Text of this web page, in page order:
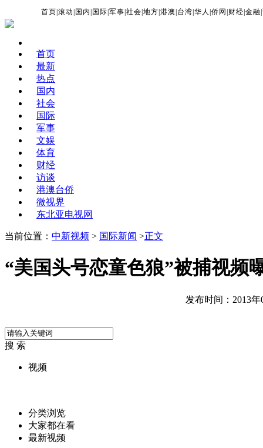
首页 |滚动 国内 国际 |军事 |社会 |地方 |港澳 台湾 |华人 |侨网 财经 |金融 |
首页
最新
热点
国内
社会
国际
军事
文娱
体育
财经
访谈
港澳台侨
微视界
东北亚电视网
当前位置： 中新视频 > 国际新闻 >正文
“美国头号恋童色狼”被捕视频
发布时间：2013年
搜 索
视频
分类浏览
大家都在看
最新视频